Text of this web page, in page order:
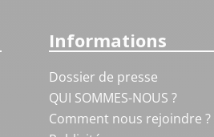
Informations
Dossier de presse
QUI SOMMES-NOUS ?
Comment nous rejoindre ?